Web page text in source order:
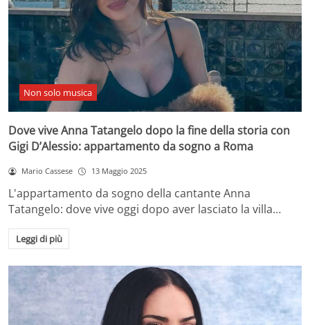
Non solo musica
Dove vive Anna Tatangelo dopo la fine della storia con
Gigi D’Alessio: appartamento da sogno a Roma
Mario Cassese 13 Maggio 2025
L'appartamento da sogno della cantante Anna
Tatangelo: dove vive oggi dopo aver lasciato la villa…
Leggi di più